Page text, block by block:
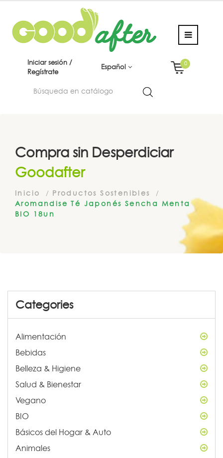
Iniciar sesión /
Regístrate
Español
0
Compra sin Desperdiciar
Goodafter
Inicio
Productos Sostenibles
Aromandise Té Japonés Sencha Menta
BIO 18un
Categories
Alimentación
Bebidas
Belleza & Higiene
Salud & Bienestar
Vegano
BIO
Básicos del Hogar & Auto
Animales